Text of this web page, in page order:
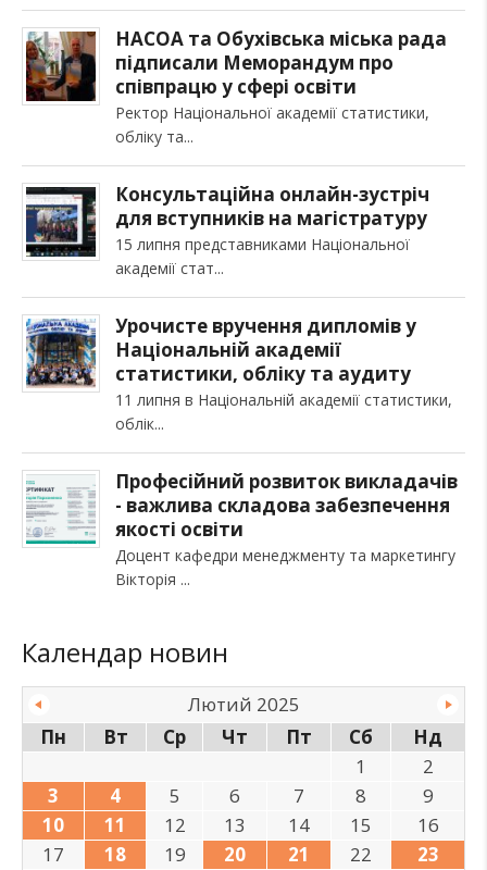
НАСОА та Обухівська міська рада
підписали Меморандум про
співпрацю у сфері освіти
Ректор Національної академії статистики,
обліку та
Консультаційна онлайн-зустріч
для вступників на магістратуру
15 липня представниками Національної
академії стат
Урочисте вручення дипломів у
Національній академії
статистики, обліку та аудиту
11 липня в Національній академії статистики,
облік
Професійний розвиток викладачів
- важлива складова забезпечення
якості освіти
Доцент кафедри менеджменту та маркетингу
Вікторія
Календар новин
Лютий 2025
Пн
Вт Ср Чт Пт Сб
Нд
1
2
3
4 5 6 7 8
9
10
11 12 13 14 15
16
17
18 19 20 21 22
23